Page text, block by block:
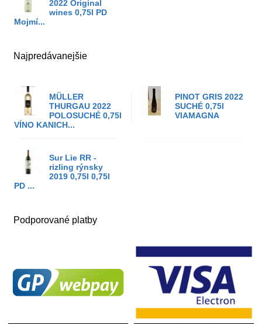
2022 Original
wines 0,75l PD
Mojmí...
Najpredávanejšie
MÜLLER
THURGAU 2022
POLOSUCHÉ 0,75l
VÍNO KANICH...
PINOT GRIS 2022
SUCHÉ 0,75l
VIAMAGNA
Sur Lie RR -
rizling rýnsky
2019 0,75l 0,75l
PD ...
Podporované platby